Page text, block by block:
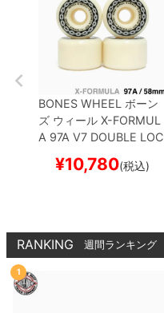
BONES WHEEL ボーン
ズ ウィール X-FORMUL
A 97A V7 DOUBLE LOC
ボード スケボー
¥10,780(税込)
RANKING 週間ランキング
1